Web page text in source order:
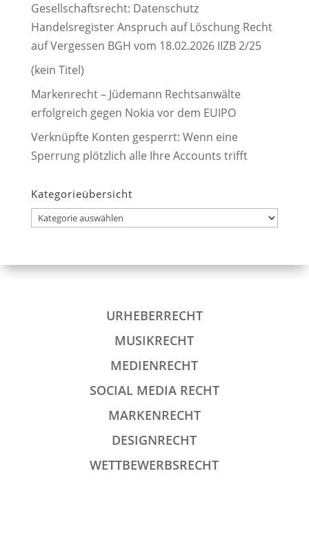
Gesellschaftsrecht: Datenschutz
Handelsregister Anspruch auf Löschung Recht
auf Vergessen BGH vom 18.02.2026 IIZB 2/25
(kein Titel)
Markenrecht – Jüdemann Rechtsanwälte
erfolgreich gegen Nokia vor dem EUIPO
Verknüpfte Konten gesperrt: Wenn eine
Sperrung plötzlich alle Ihre Accounts trifft
Kategorieübersicht
Kategorieübersicht
URHEBERRECHT
MUSIKRECHT
MEDIENRECHT
SOCIAL MEDIA RECHT
MARKENRECHT
DESIGNRECHT
WETTBEWERBSRECHT